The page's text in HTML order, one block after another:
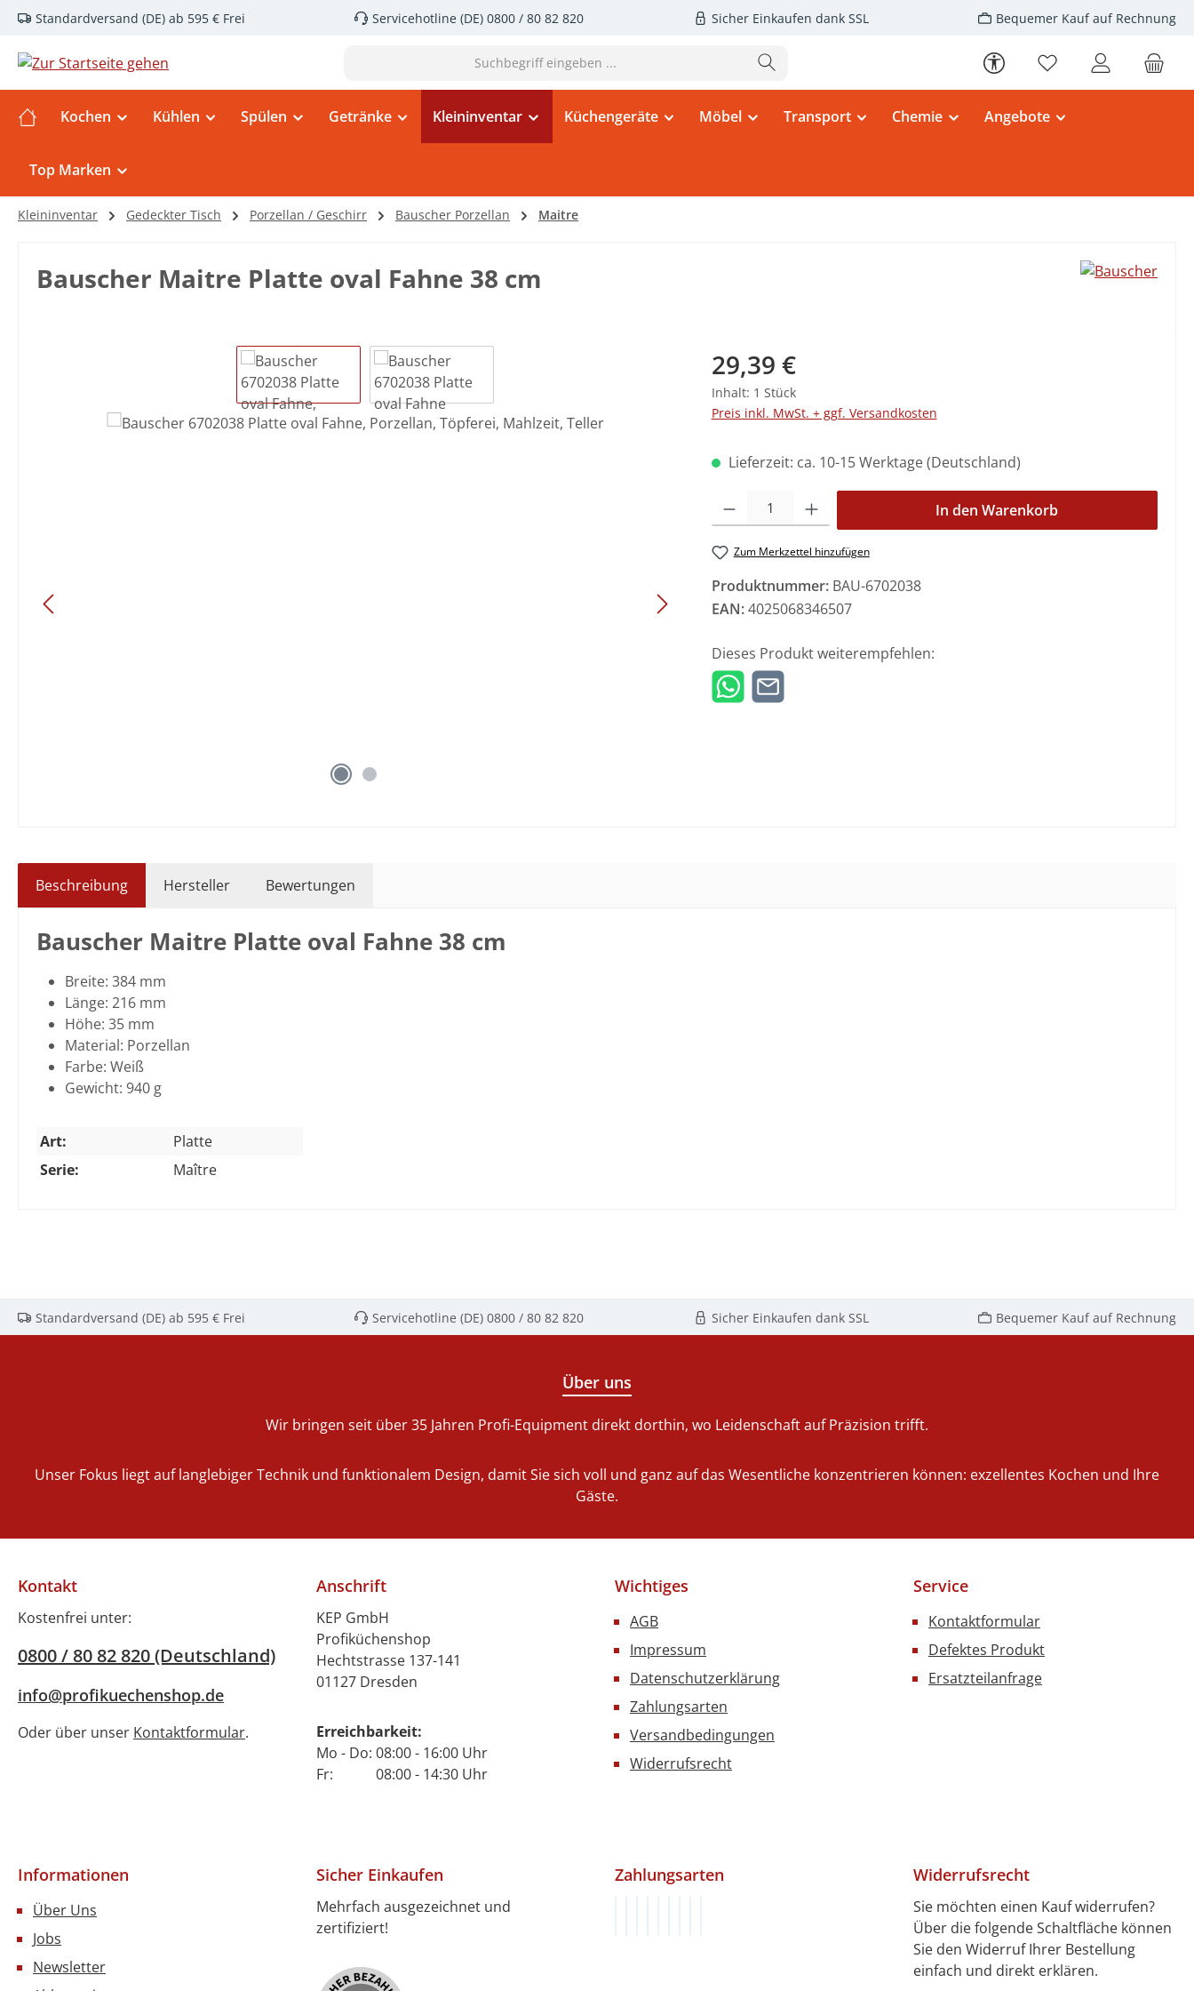
Hauptinhalt springen
Zur Suche springen
Zur Hauptnavigation springen
Standardversand (DE) ab 595 € Frei Servicehotline (DE) 0800 / 80 82 820 Sicher Einkaufen dank SSL Bequemer Kauf auf Rechnung
Werkzeugleiste anzeigen
Du hast 0 Produkte
Kochen Kühlen Spülen Getränke Kleininventar Küchengeräte Möbel Transport Chemie Angebote
Top Marken
Kleininventar Gedeckter Tisch Porzellan / Geschirr Bauscher Porzellan Maitre
Bauscher Maitre Platte oval Fahne 38 cm
Regulärer Preis:
29,39 €
Inhalt: 1 Stück
Preis inkl. MwSt. + ggf. Versandkosten
Lieferzeit: ca. 10-15 Werktage (Deutschland)
Produkt Anzahl: Gib den gewünschten Wert ein oder benutze die
In den Warenkorb
Zum Merkzettel hinzufügen
Produktnummer: BAU-6702038
EAN:4025068346507
Dieses Produkt weiterempfehlen:
Beschreibung Hersteller Bewertungen
Bauscher Maitre Platte oval Fahne 38 cm
Breite: 384 mm
Länge: 216 mm
Höhe: 35 mm
Material: Porzellan
Farbe: Weiß
Gewicht: 940 g
Art:
Platte
Serie:
Maître
Standardversand (DE) ab 595 € Frei Servicehotline (DE) 0800 / 80 82 820 Sicher Einkaufen dank SSL Bequemer Kauf auf Rechnung
Über uns
Wir bringen seit über 35 Jahren Profi-Equipment direkt dorthin, wo Leidenschaft auf Präzision trifft.
Unser Fokus liegt auf langlebiger Technik und funktionalem Design, damit Sie sich voll und ganz auf das Wesentliche konzentrieren können: exzellentes Kochen und Ihre
Gäste.
Kontakt
Kostenfrei unter:
0800 / 80 82 820 (Deutschland)
info@profikuechenshop.de
Oder über unser Kontaktformular.
Anschrift
KEP GmbH
Profiküchenshop
Hechtstrasse 137-141
01127 Dresden
Erreichbarkeit:
Mo - Do: 08:00 - 16:00 Uhr
Fr: 08:00 - 14:30 Uhr
Wichtiges
AGB
Impressum
Datenschutzerklärung
Zahlungsarten
Versandbedingungen
Widerrufsrecht
Service
Kontaktformular
Defektes Produkt
Ersatzteilanfrage
Informationen
Über Uns
Jobs
Newsletter
Sicher Einkaufen
Mehrfach ausgezeichnet und
zertifiziert!
Zahlungsarten Widerrufsrecht
Sie möchten einen Kauf widerrufen?
Über die folgende Schaltfläche können
Sie den Widerruf Ihrer Bestellung
einfach und direkt erklären.